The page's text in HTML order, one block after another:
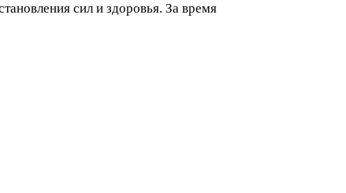
сил и здоровья. За время